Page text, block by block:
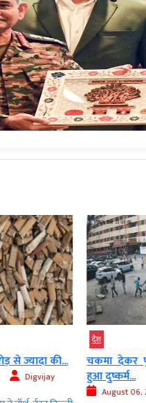
की...
Digvijay
चकमा देकर पुलिस
हुआ दुष्कर्म...
August 06, 2026